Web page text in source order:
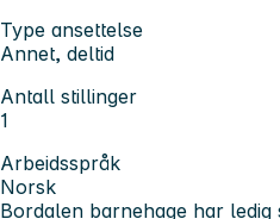
Type ansettelse
Annet, deltid
Antall stillinger
1
Arbeidsspråk
Norsk
Bordalen barnehage har ledig